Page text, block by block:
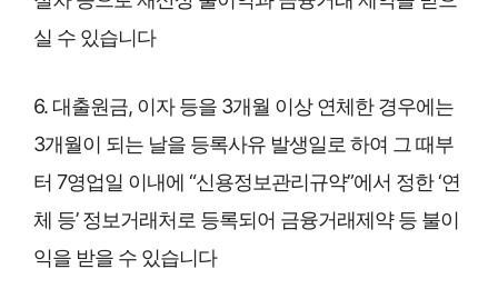
실 수 있습니다
6. 대출원금, 이자 등을 3개월 이상 연체한 경우에는
3개월이 되는 날을 등록사유 발생일로 하여 그 때부
터 7영업일 이내에 “신용정보관리규약”에서 정한 ‘연
체 등’ 정보거래처로 등록되어 금융거래제약 등 불이
익을 받을 수 있습니다